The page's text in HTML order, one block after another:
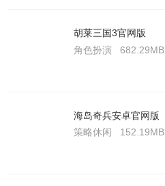
胡莱三国3官网版
角色扮演
682.29MB
海岛奇兵安卓官网版
策略休闲
152.19MB